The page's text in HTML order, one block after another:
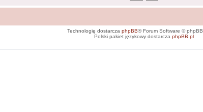
Technologię dostarcza phpBB® Forum Software ©
Polski pakiet językowy dostarcza phpBB.pl